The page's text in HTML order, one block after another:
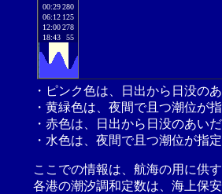
00:29280
06:12 125
12:00278
18:43
55
・ピンク色は、日出から日没の
・黄緑色は、夜間で且つ潮位が
・赤色は、日出から日没のあい
・水色は、夜間で且つ潮位が指
ここでの情報は、航海の用に供
各港の潮汐調和定数は、海上保